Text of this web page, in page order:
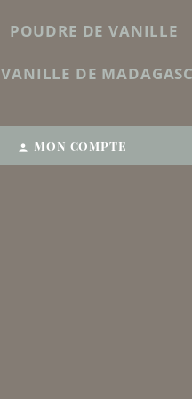
POUDRE DE VANILLE
VANILLE DE
person Mon compte